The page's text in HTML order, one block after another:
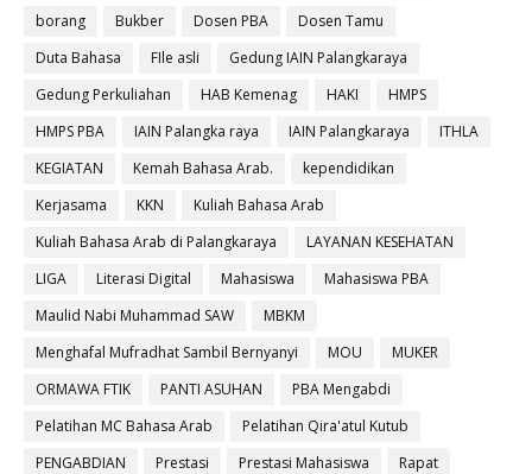
borang
Bukber Dosen PBA
Dosen Tamu
Duta Bahasa
FIle asli
Gedung IAIN Palangkaraya
Gedung Perkuliahan
HAB Kemenag HAKI
HMPS
HMPS PBA
IAIN Palangka raya IAIN Palangkaraya
ITHLA
KEGIATAN
Kemah Bahasa Arab.
kependidikan
Kerjasama
KKN
Kuliah Bahasa Arab
Kuliah Bahasa Arab di Palangkaraya
LAYANAN KESEHATAN
LIGA
Literasi Digital Mahasiswa
Mahasiswa PBA
Maulid Nabi Muhammad SAW
MBKM
Menghafal Mufradhat Sambil Bernyanyi
MOU
MUKER
ORMAWA FTIK
PANTI ASUHAN
PBA Mengabdi
Pelatihan MC Bahasa Arab
Pelatihan Qira'atul Kutub
PENGABDIAN
Prestasi Prestasi Mahasiswa
Rapat